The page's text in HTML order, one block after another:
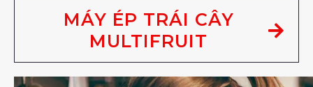
MÁY ÉP TRÁI CÂY
MULTIFRUIT